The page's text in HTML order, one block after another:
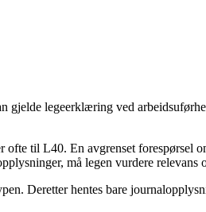
gjelde legeerklæring ved
til L40. En avgrenset forespørsel
må legen vurdere relevans
Deretter hentes bare